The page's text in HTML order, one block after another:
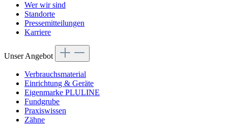
Wer wir sind
Standorte
Pressemitteilungen
Karriere
Unser Angebot
Verbrauchsmaterial
Einrichtung & Geräte
Eigenmarke PLULINE
Fundgrube
Praxiswissen
Zähne